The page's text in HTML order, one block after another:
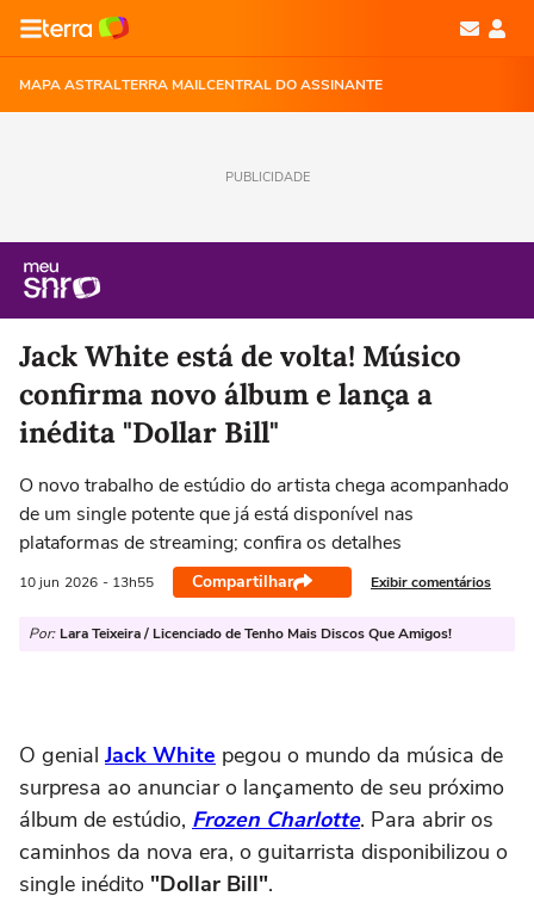
MAPA ASTRALTERRA MAILCENTRAL DO ASSINANTE
PUBLICIDADE
Jack White está de volta! Músico
confirma novo álbum e lança a
inédita "Dollar Bill"
O novo trabalho de estúdio do artista chega acompanhado
de um single potente que já está disponível nas
plataformas de streaming; confira os detalhes
10 jun 2026 - 13h55 Compartilhar Exibir comentários
Por: Lara Teixeira / Licenciado de Tenho Mais Discos Que Amigos!
O genial Jack White pegou o mundo da música de
surpresa ao anunciar o lançamento de seu próximo
álbum de estúdio, Frozen Charlotte. Para abrir os
caminhos da nova era, o guitarrista disponibilizou o
single inédito "Dollar Bill".